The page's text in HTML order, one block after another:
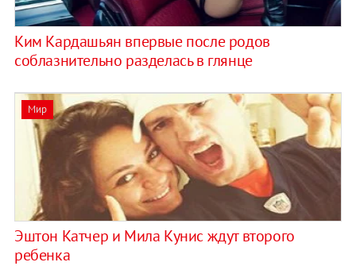
Ким Кардашьян впервые после родов
соблазнительно разделась в глянце
Мир
Эштон Катчер и Мила Кунис ждут второго
ребенка